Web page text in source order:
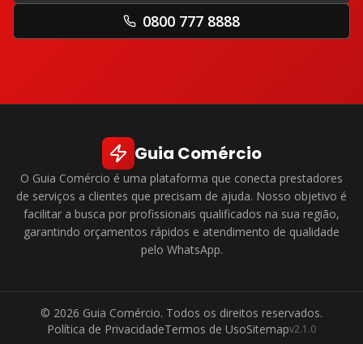
0800 777 8888
Guia Comércio
O Guia Comércio é uma plataforma que conecta prestadores
de serviços a clientes que precisam de ajuda. Nosso objetivo é
facilitar a busca por profissionais qualificados na sua região,
garantindo orçamentos rápidos e atendimento de qualidade
pelo WhatsApp.
© 2026 Guia Comércio. Todos os direitos reservados.
Política de PrivacidadeTermos de UsoSitemapv2.1.0